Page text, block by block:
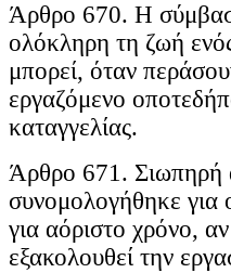
Άρθρο 670. Η
ολόκληρη τη ζωή
μπορεί, όταν
εργαζόμενο
καταγγελίας.
Άρθρο 671. Σιωπηρή
συνομολογήθηκε για
για αόριστο χρόνο,
εξακολουθεί την